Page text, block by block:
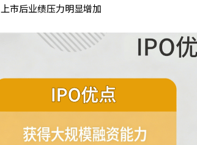
上市后业绩压力明显增加